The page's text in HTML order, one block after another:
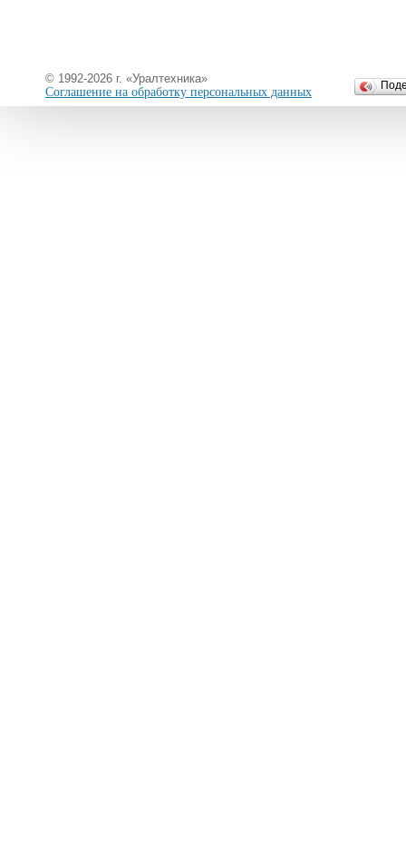
© 1992-2026 г. «Уралтехника»
Соглашение на обработку персональных данных